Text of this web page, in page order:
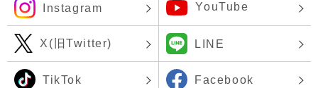
Instagram YouTube
X(旧Twitter) LINE
TikTok Facebook